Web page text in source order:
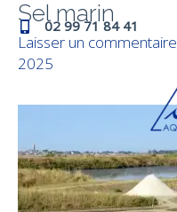
Aller
contenu
02 99 71 84 41
Sel marin
Laisser un commentaire
2025
Navigation
des
articles